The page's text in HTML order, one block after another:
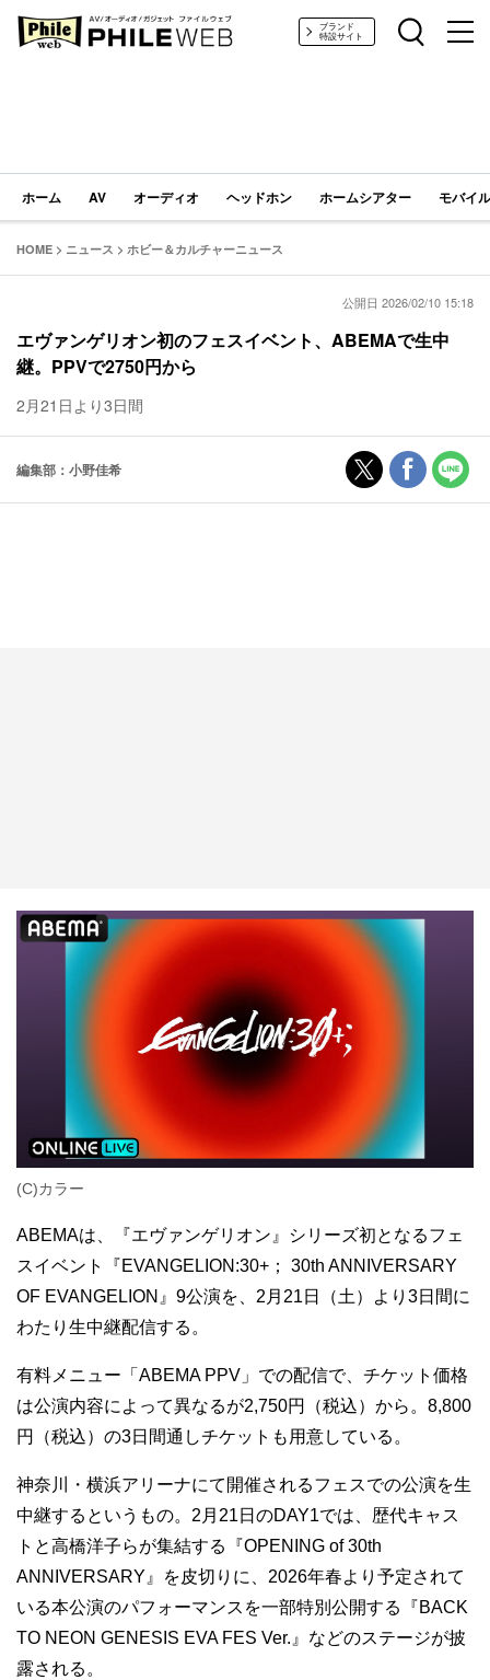
PHILE WEB｜AV/オーディオ/ガジェットブランド
特設サイト
ホーム AV オーディオ ヘッドホン ホームシアター モバイ
HOME > ニュース > ホビー＆カルチャーニュース
公開日 2026/02/10 15:18
エヴァンゲリオン初のフェスイベント、ABEMAで生中
継。PPVで2750円から
2月21日より3日間
編集部：小野佳希
(C)カラー
ABEMAは、『エヴァンゲリオン』シリーズ初となるフェ
スイベント『EVANGELION:30+； 30th ANNIVERSARY
OF EVANGELION』9公演を、2月21日（土）より3日間に
わたり生中継配信する。
有料メニュー「ABEMA PPV」での配信で、チケット価格
は公演内容によって異なるが2,750円（税込）から。8,800
円（税込）の3日間通しチケットも用意している。
神奈川・横浜アリーナにて開催されるフェスでの公演を生
中継するというもの。2月21日のDAY1では、歴代キャス
トと高橋洋子らが集結する『OPENING of 30th
ANNIVERSARY』を皮切りに、2026年春より予定されて
いる本公演のパフォーマンスを一部特別公開する『BACK
TO NEON GENESIS EVA FES Ver.』などのステージが披
露される。